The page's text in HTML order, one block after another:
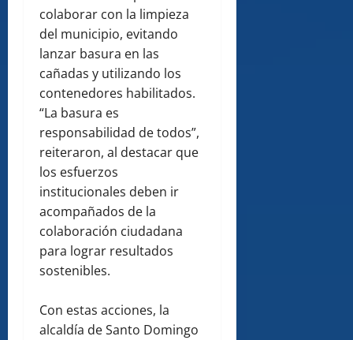
colaborar con la limpieza
del municipio, evitando
lanzar basura en las
cañadas y utilizando los
contenedores habilitados.
“La basura es
responsabilidad de todos”,
reiteraron, al destacar que
los esfuerzos
institucionales deben ir
acompañados de la
colaboración ciudadana
para lograr resultados
sostenibles.
Con estas acciones, la
alcaldía de Santo Domingo